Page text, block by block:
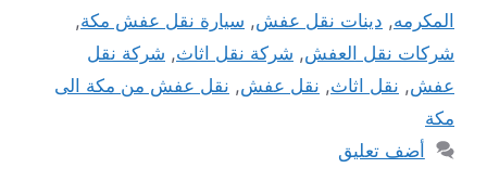
المكرمه, دينات نقل عفش, سيارة نقل عفش مكة,
شركات نقل العفش, شركة نقل اثاث, شركة نقل
عفش, نقل اثاث, نقل عفش, نقل عفش من مكة الى
مكة
أضف تعليق